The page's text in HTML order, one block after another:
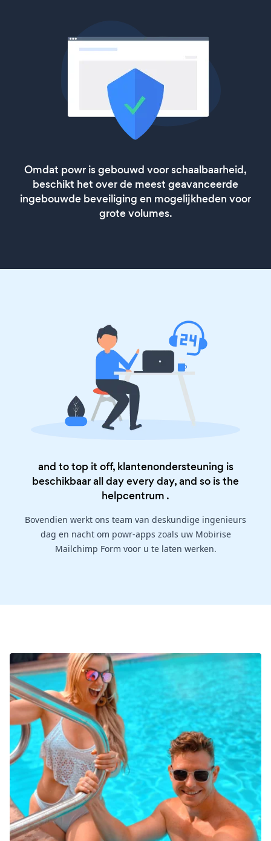
Omdat powr is gebouwd voor schaalbaarheid,
beschikt het over de meest geavanceerde
ingebouwde beveiliging en mogelijkheden voor
grote volumes.
and to top it off, klantenondersteuning is
beschikbaar all day every day, and so is the
helpcentrum .
Bovendien werkt ons team van deskundige ingenieurs
dag en nacht om powr-apps zoals uw Mobirise
Mailchimp Form voor u te laten werken.